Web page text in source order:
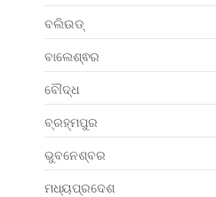
ବଲିଉଡ୍
ବାଲେଶ୍ଵର
ବୌଦ୍ଧ
ବ୍ରହ୍ମପୁର
ଭୁବନେଶ୍ବର
ମଧ୍ୟପ୍ରଦେଶ